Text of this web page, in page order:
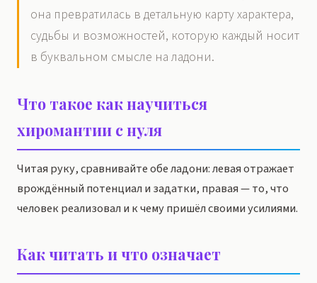
она превратилась в детальную карту характера,
судьбы и возможностей, которую каждый носит
в буквальном смысле на ладони.
Что такое как научиться
хиромантии с нуля
Читая руку, сравнивайте обе ладони: левая отражает
врождённый потенциал и задатки, правая — то, что
человек реализовал и к чему пришёл своими усилиями.
Как читать и что означает